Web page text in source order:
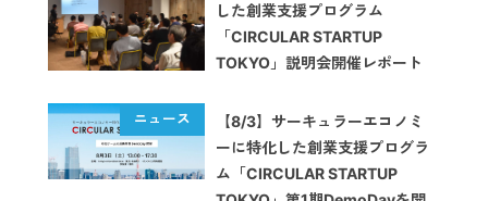
した創業支援プログラム
「CIRCULAR STARTUP
TOKYO」説明会開催レポート
【8/3】サーキュラーエコノミ
ーに特化した創業支援プログラ
ム「CIRCULAR STARTUP